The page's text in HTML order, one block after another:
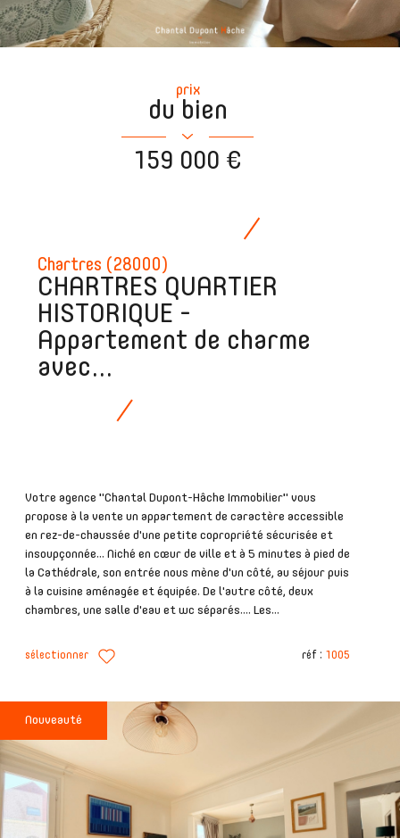
Chartres (28000)
CHARTRES QUARTIER
HISTORIQUE -
Appartement de charme
avec...
Votre agence "Chantal Dupont-Hâche Immobilier" vous
propose à la vente un appartement de caractère accessible
en rez-de-chaussée d'une petite copropriété sécurisée et
insoupçonnée... Niché en cœur de ville et à 5 minutes à pied de
la Cathédrale, son entrée nous mène d'un côté, au séjour puis
à la cuisine aménagée et équipée. De l'autre côté, deux
chambres, une salle d'eau et wc séparés.... Les...
prix
du bien
159 000 €
sélectionner réf : 1005
Nouveauté